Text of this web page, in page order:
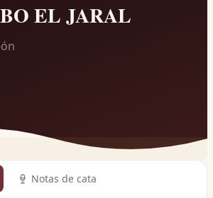
EL JARAL
Notas de cata